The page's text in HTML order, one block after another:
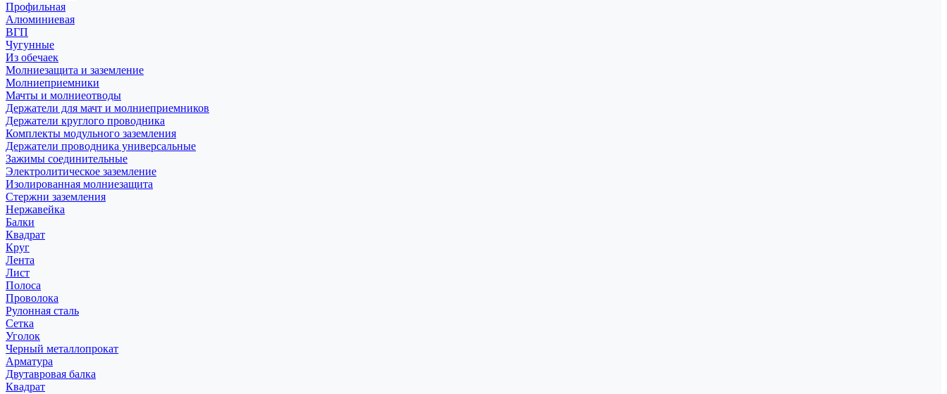
Профильная
Алюминиевая
ВГП
Чугунные
Из обечаек
Молниезащита и заземление
Молниеприемники
Мачты и молниеотводы
Держатели для мачт и молниеприемников
Держатели круглого проводника
Комплекты модульного заземления
Держатели проводника универсальные
Зажимы соединительные
Электролитическое заземление
Изолированная молниезащита
Стержни заземления
Нержавейка
Балки
Квадрат
Круг
Лента
Лист
Полоса
Проволока
Рулонная сталь
Сетка
Уголок
Черный металлопрокат
Арматура
Двутавровая балка
Квадрат